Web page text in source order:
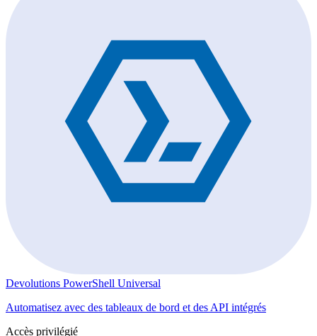
Devolutions PowerShell Universal
Automatisez avec des tableaux de bord et des API intégrés
Accès privilégié